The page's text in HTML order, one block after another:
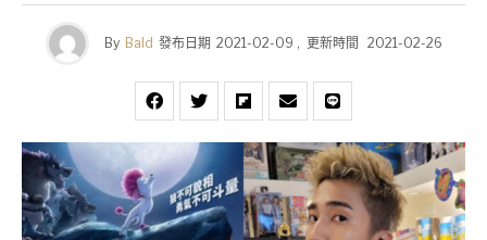
By Bald 發布日期 2021-02-09 , 更新時間 2021-02-26